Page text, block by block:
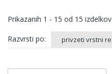
Prikazanih 1 - 15 od 15 izdelkov
Razvrsti po: